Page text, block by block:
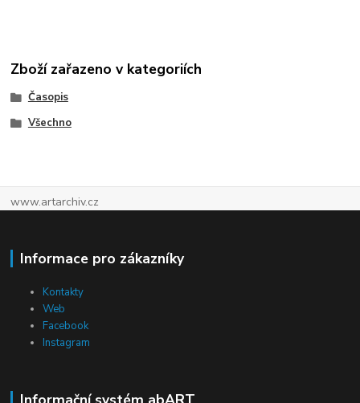
Zboží zařazeno v kategoriích
Časopis
Všechno
www.artarchiv.cz
Informace pro zákazníky
Kontakty
Web
Facebook
Instagram